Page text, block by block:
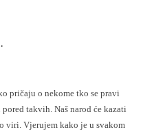
pričaju o nekome tko se pravi
takvih. Naš narod će kazati
viri. Vjerujem kako je u svakom